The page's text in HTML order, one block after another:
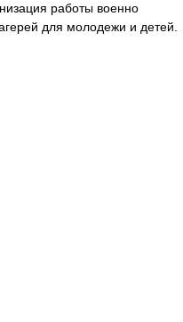
работы военно
для молодежи и детей.